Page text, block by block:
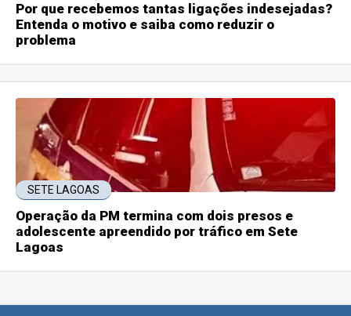
Por que recebemos tantas ligações indesejadas?
Entenda o motivo e saiba como reduzir o
problema
SETE LAGOAS
Operação da PM termina com dois presos e
adolescente apreendido por tráfico em Sete
Lagoas